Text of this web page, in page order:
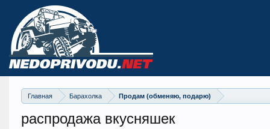
Главная Барахолка Продам (обменяю, подарю)
распродажа вкусняшек